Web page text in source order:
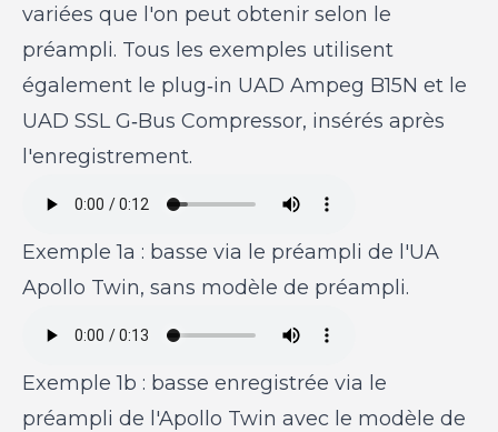
variées que l'on peut obtenir selon le
préampli. Tous les exemples utilisent
également le plug‑in UAD Ampeg B15N et le
UAD SSL G‑Bus Compressor, insérés après
l'enregistrement.
Exemple 1a : basse via le préampli de l'UA
Apollo Twin, sans modèle de préampli.
Exemple 1b : basse enregistrée via le
préampli de l'Apollo Twin avec le modèle de